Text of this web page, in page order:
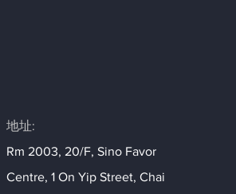
地址:
Rm 2003, 20/F, Sino Favor
Centre, 1 On Yip Street, Chai